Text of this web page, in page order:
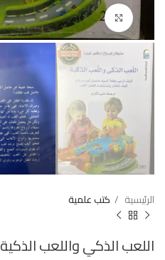
Click to enlarge
الرئيسية كتب علمية
اللعب الذكي واللعب الذكية